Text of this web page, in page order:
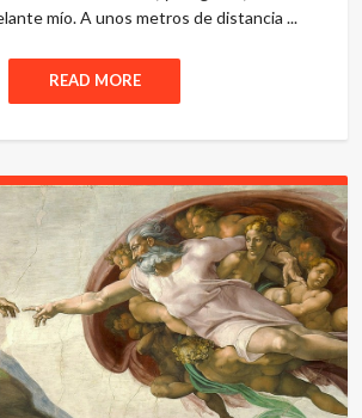
mío. A unos metros de distancia ...
READ MORE